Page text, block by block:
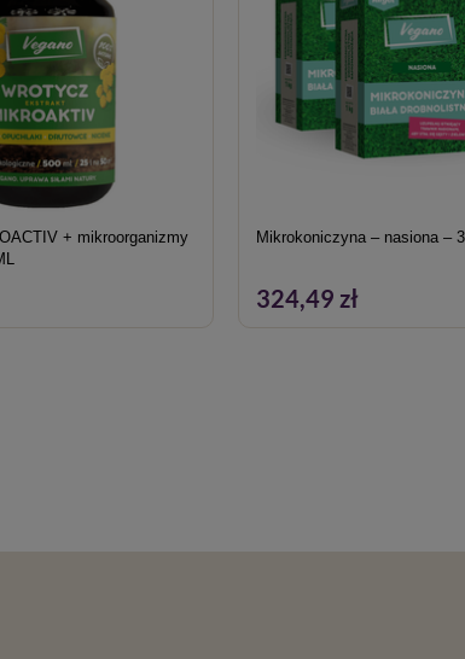
bezpieczeństwa. Przed każdym użyciem przeczytaj
jedynie osoby pełnoletnie oraz posiadające
Mikrokoniczyna – nasiona –
324,49 zł